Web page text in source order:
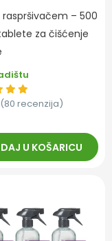
raspršivačem – 500
za čišćenje
(80 recenzija)
U KOŠARICU